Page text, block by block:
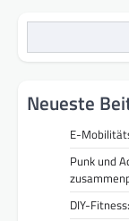
Neueste
E-
Punk und
DIY-